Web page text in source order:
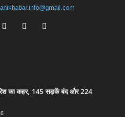
का कहर, 145 सड़कें बंद और 224